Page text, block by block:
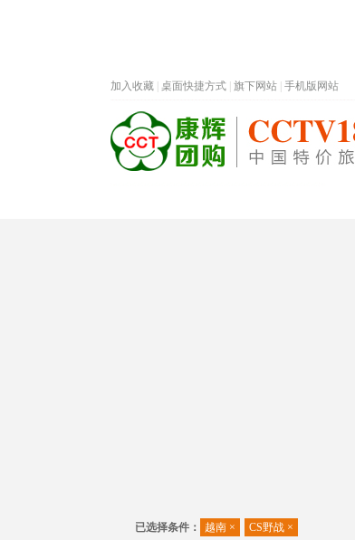
加入收藏 桌面快捷方式 旗下网站 手机版网站
已选择条件： 越南 × CS野战 ×